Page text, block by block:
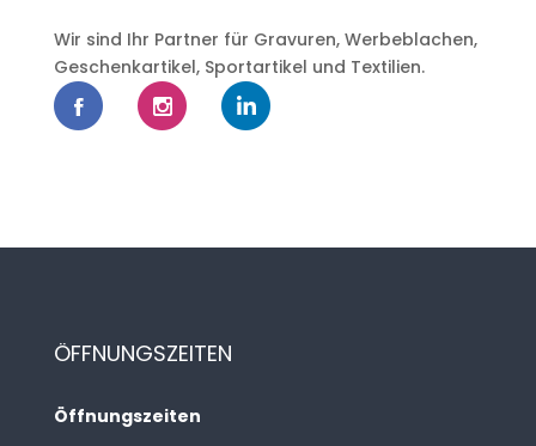
Wir sind Ihr Partner für Gravuren, Werbeblachen,
Geschenkartikel, Sportartikel und Textilien.
ÖFFNUNGSZEITEN
Öffnungszeiten